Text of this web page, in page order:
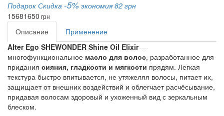
Подарок Скидка -5% экономия 82 грн
15681650 грн
Описание
Применение
Alter Ego SHEWONDER Shine Oil Elixir—
многофункциональное масло для волос, разработанное для
придания сияния, гладкости и мягкости прядям. Легкая
текстура быстро впитывается, не утяжеляя волосы, питает их,
защищает от внешних воздействий и облегчает расчёсывание,
придавая волосам здоровый и ухоженный вид с зеркальным
блеском.